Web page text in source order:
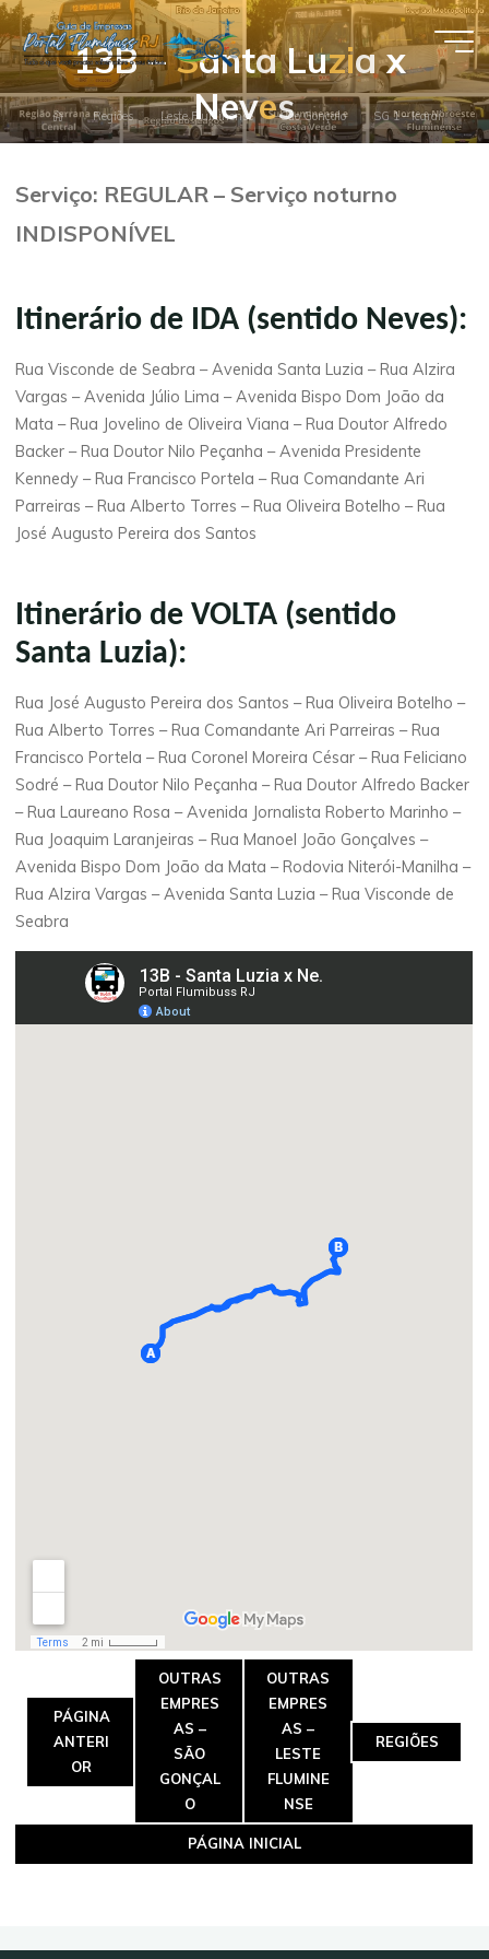
Pular
para
o
conteúdo
Guia de
Empresas
- Portal
RJ
13B – Santa Luzia x
Neves
Página
inicial
Regiões Leste Fluminense São Gonçalo SG 1 – Icaraí
Serviço: REGULAR – Serviço noturno
INDISPONÍVEL
Itinerário de IDA (sentido Neves):
Rua Visconde de Seabra – Avenida Santa Luzia – Rua Alzira
Vargas – Avenida Júlio Lima – Avenida Bispo Dom João da
Mata – Rua Jovelino de Oliveira Viana – Rua Doutor Alfredo
Backer – Rua Doutor Nilo Peçanha – Avenida Presidente
Kennedy – Rua Francisco Portela – Rua Comandante Ari
Parreiras – Rua Alberto Torres – Rua Oliveira Botelho – Rua
José Augusto Pereira dos Santos
Itinerário de VOLTA (sentido
Santa Luzia):
Rua José Augusto Pereira dos Santos – Rua Oliveira Botelho –
Rua Alberto Torres – Rua Comandante Ari Parreiras – Rua
Francisco Portela – Rua Coronel Moreira César – Rua Feliciano
Sodré – Rua Doutor Nilo Peçanha – Rua Doutor Alfredo Backer
– Rua Laureano Rosa – Avenida Jornalista Roberto Marinho –
Rua Joaquim Laranjeiras – Rua Manoel João Gonçalves –
Avenida Bispo Dom João da Mata – Rodovia Niterói-Manilha –
Rua Alzira Vargas – Avenida Santa Luzia – Rua Visconde de
Seabra
PÁGINA
ANTERI
OR
OUTRAS
EMPRES
AS –
SÃO
GONÇAL
O
OUTRAS
EMPRES
AS –
LESTE
FLUMINE
NSE
REGIÕES
PÁGINA INICIAL